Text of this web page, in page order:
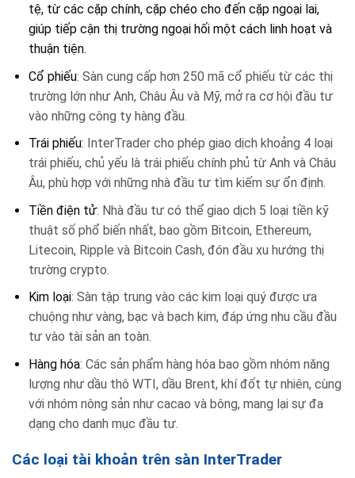
tệ, từ các cặp chính, cặp chéo cho đến cặp ngoại lai,
giúp tiếp cận thị trường ngoại hối một cách linh hoạt và
thuận tiện.
Cổ phiếu: Sàn cung cấp hơn 250 mã cổ phiếu từ các thị
trường lớn như Anh, Châu Âu và Mỹ, mở ra cơ hội đầu tư
vào những công ty hàng đầu.
Trái phiếu: InterTrader cho phép giao dịch khoảng 4 loại
trái phiếu, chủ yếu là trái phiếu chính phủ từ Anh và Châu
Âu, phù hợp với những nhà đầu tư tìm kiếm sự ổn định.
Tiền điện tử: Nhà đầu tư có thể giao dịch 5 loại tiền kỹ
thuật số phổ biến nhất, bao gồm Bitcoin, Ethereum,
Litecoin, Ripple và Bitcoin Cash, đón đầu xu hướng thị
trường crypto.
Kim loại: Sàn tập trung vào các kim loại quý được ưa
chuộng như vàng, bạc và bạch kim, đáp ứng nhu cầu đầu
tư vào tài sản an toàn.
Hàng hóa: Các sản phẩm hàng hóa bao gồm nhóm năng
lượng như dầu thô WTI, dầu Brent, khí đốt tự nhiên, cùng
với nhóm nông sản như cacao và bông, mang lại sự đa
dạng cho danh mục đầu tư.
Các loại tài khoản trên sàn InterTrader